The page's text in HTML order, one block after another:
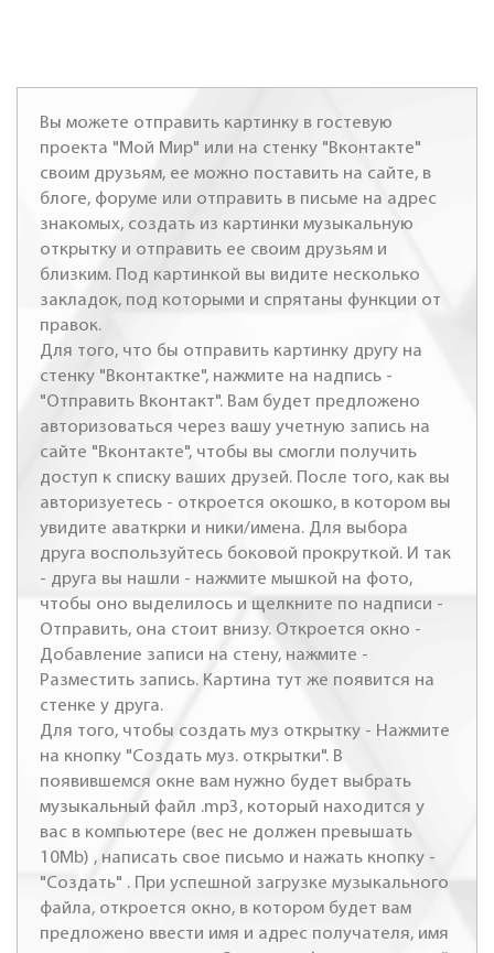
Вы можете отправить картинку в гостевую
проекта "Мой Мир" или на стенку "Вконтакте"
своим друзьям, ее можно поставить на сайте, в
блоге, форуме или отправить в письме на адрес
знакомых, создать из картинки музыкальную
открытку и отправить ее своим друзьям и
близким. Под картинкой вы видите несколько
закладок, под которыми и спрятаны функции от
правок.
Для того, что бы отправить картинку другу на
стенку "Вконтактке", нажмите на надпись -
"Отправить Вконтакт". Вам будет предложено
авторизоваться через вашу учетную запись на
сайте "Вконтакте", чтобы вы смогли получить
доступ к списку ваших друзей. После того, как вы
авторизуетесь - откроется окошко, в котором вы
увидите аваткрки и ники/имена. Для выбора
друга воспользуйтесь боковой прокруткой. И так
- друга вы нашли - нажмите мышкой на фото,
чтобы оно выделилось и щелкните по надписи -
Отправить, она стоит внизу. Откроется окно -
Добавление записи на стену, нажмите -
Разместить запись. Картина тут же появится на
стенке у друга.
Для того, чтобы создать муз открытку - Нажмите
на кнопку "Создать муз. открытки". В
появившемся окне вам нужно будет выбрать
музыкальный файл .mp3, который находится у
вас в компьютере (вес не должен превышать
10Mb) , написать свое письмо и нажать кнопку -
"Создать" . При успешной загрузке музыкального
файла, откроется окно, в котором будет вам
предложено ввести имя и адрес получателя, имя